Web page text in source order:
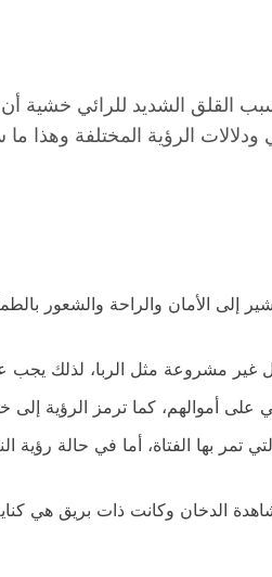
القلق الشديد للرائي خشية
الرؤية المختلفة
إلى الأمان والراحة والشعور
مشروعة مثل الربا، لذلك يجب
أموالهم، كما ترمز الرؤية إلى
تمر بها الفتاة، أما في حالة رؤية
الدخان وكانت ذات بريق هي